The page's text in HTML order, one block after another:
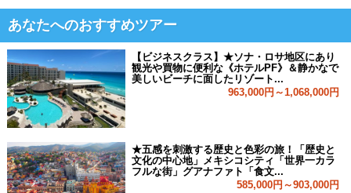
あなたへのおすすめツアー
【ビジネスクラス】★ソナ・ロサ地区にあり
観光や買物に便利な《ホテルPF》＆静かなで
美しいビーチに面したリゾート...
963,000円～1,068,000円
★五感を刺激する歴史と色彩の旅！「歴史と
文化の中心地」メキシコシティ「世界一カラ
フルな街」グアナファト「食文...
585,000円～903,000円